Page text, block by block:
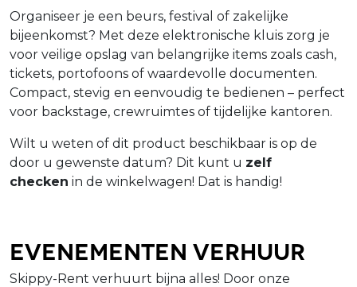
Organiseer je een beurs, festival of zakelijke
bijeenkomst? Met deze elektronische kluis zorg je
voor veilige opslag van belangrijke items zoals cash,
tickets, portofoons of waardevolle documenten.
Compact, stevig en eenvoudig te bedienen – perfect
voor backstage, crewruimtes of tijdelijke kantoren.
Wilt u weten of dit product beschikbaar is op de
door u gewenste datum? Dit kunt u zelf
checken in de winkelwagen! Dat is handig!
Evenementen verhuur
Skippy-Rent verhuurt bijna alles! Door onze